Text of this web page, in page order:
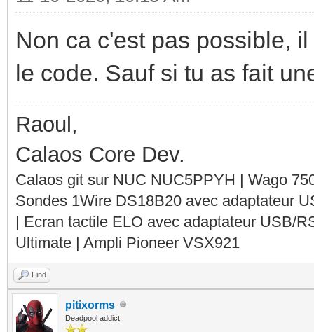
Non ca c'est pas possible,
le code. Sauf si tu as fait
Raoul,
Calaos Core Dev.
Calaos git sur NUC NUC5PPYH | Wago
Sondes 1Wire DS18B20 avec adaptateur
| Ecran tactile ELO avec adaptateur USB/
Ultimate | Ampli Pioneer VSX921
Find
pitixorms
Deadpool addict